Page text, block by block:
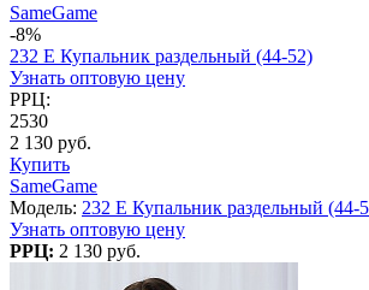
SameGame
-8%
232 E Купальник раздельный (44-52)
Узнать оптовую цену
РРЦ:
2530
2 130 руб.
Купить
SameGame
Модель: 232 E Купальник раздельный (44-
Узнать оптовую цену
РРЦ: 2 130 руб.